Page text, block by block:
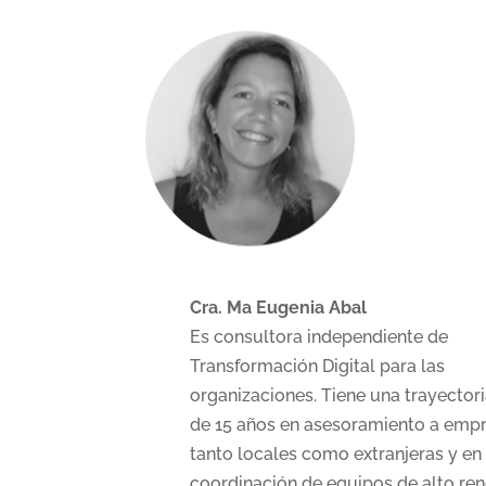
Cra. Ma Eugenia Abal
Es consultora independiente de
Transformación Digital para las
organizaciones. Tiene una
de 15 años en asesoramiento a
tanto locales como extranjeras y en